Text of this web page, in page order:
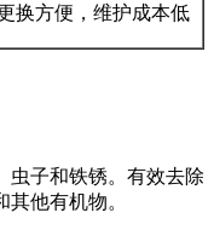
换方便，维护成本低
虫子和铁锈。有效去除
他有机物。